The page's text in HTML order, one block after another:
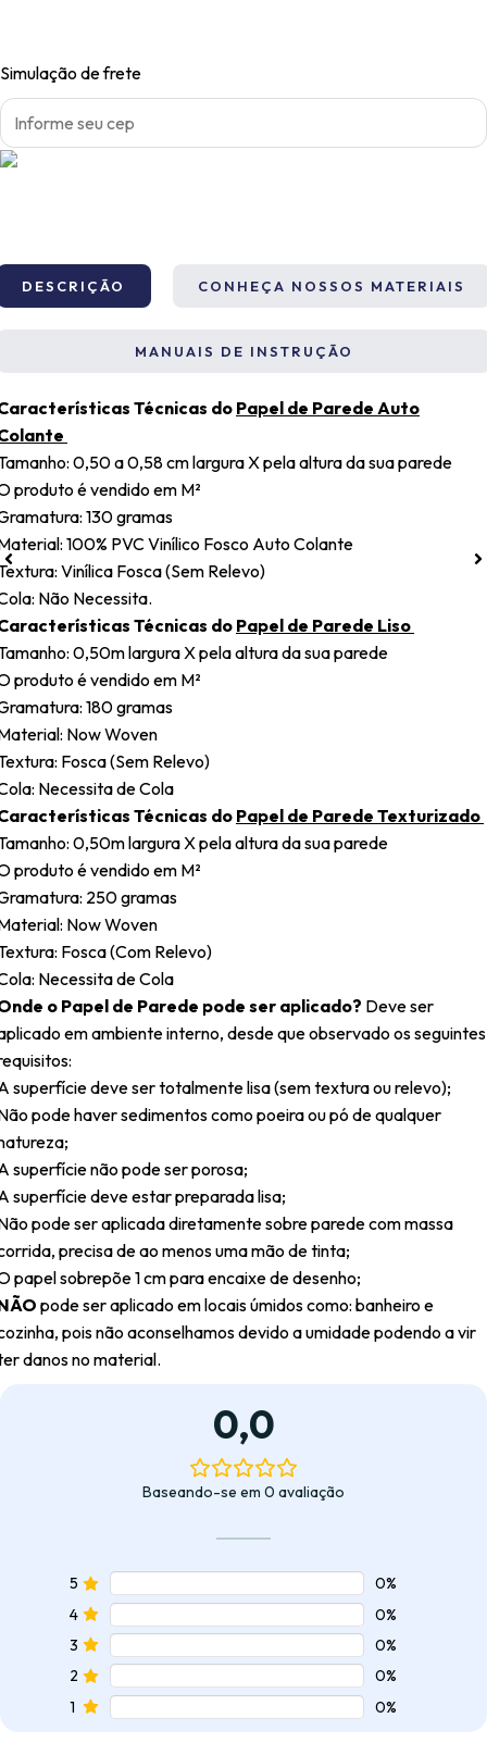
Menina
no
Castelo
quantidade
Simulação de frete
DESCRIÇÃO CONHEÇA NOSSOS MATERIAIS
MANUAIS DE INSTRUÇÃO
Técnicas do Papel de Parede Auto
0,50 a 0,58 cm largura X pela altura da sua parede
produto é vendido em M²
130 gramas
100% PVC Vinílico Fosco Auto Colante
Vinílica Fosca (Sem Relevo)
Não Necessita.
Técnicas do Papel de Parede Liso
0,50m largura X pela altura da sua parede
produto é vendido em M²
180 gramas
Now Woven
Fosca (Sem Relevo)
Necessita de Cola
Técnicas do Papel de Parede Texturizado
0,50m largura X pela altura da sua parede
produto é vendido em M²
250 gramas
Now Woven
Fosca (Com Relevo)
Necessita de Cola
o Papel de Parede pode ser aplicado? Deve ser
em ambiente interno, desde que observado os seguintes
superfície deve ser totalmente lisa (sem textura ou relevo);
pode haver sedimentos como poeira ou pó de qualquer
superfície não pode ser porosa;
superfície deve estar preparada lisa;
pode ser aplicada diretamente sobre parede com massa
precisa de ao menos uma mão de tinta;
papel sobrepõe 1 cm para encaixe de desenho;
pode ser aplicado em locais úmidos como: banheiro e
pois não aconselhamos devido a umidade podendo a vir
danos no material.
0,0
Baseando-se em 0 avaliação
5
0%
4
0%
3
0%
2
0%
1
0%